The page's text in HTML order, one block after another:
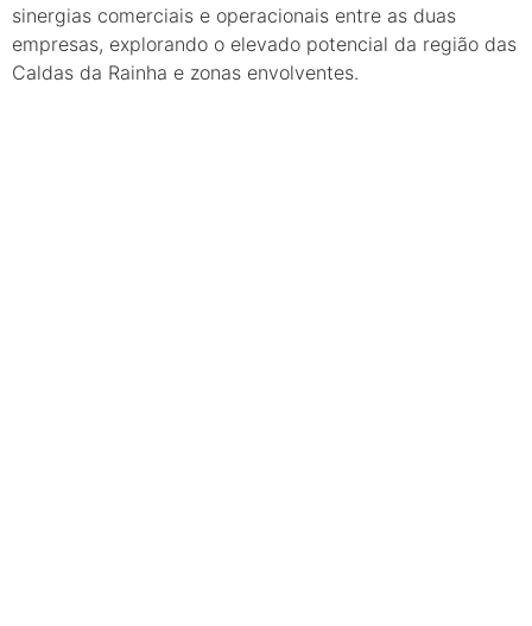
sinergias comerciais e operacionais entre as duas
empresas, explorando o elevado potencial da região das
Caldas da Rainha e zonas envolventes.